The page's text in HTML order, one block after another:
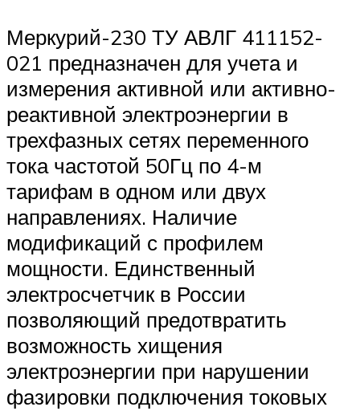
Меркурий-230 ТУ АВЛГ 411152-
021 предназначен для учета и
измерения активной или активно-
реактивной электроэнергии в
трехфазных сетях переменного
тока частотой 50Гц по 4-м
тарифам в одном или двух
направлениях. Наличие
модификаций с профилем
мощности. Единственный
электросчетчик в России
позволяющий предотвратить
возможность хищения
электроэнергии при нарушении
фазировки подключения токовых